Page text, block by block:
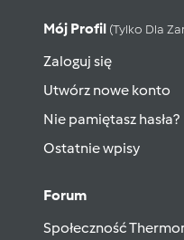
Mój Profil (tylko Dla
Zaloguj się
Utwórz nowe konto
Nie pamiętasz hasła?
Ostatnie wpisy
Forum
Społeczność